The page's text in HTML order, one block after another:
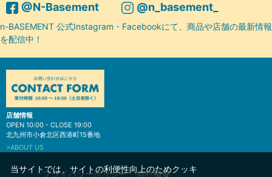
@N-Basement @n_basement_
n-BASEMENT 公式Instagram・Facebookにて、商品や店舗の最新情報
を配信中！
店舗情報
OPEN 10:00 - CLOSE 19:00
北九州市小倉北区西港町15番地
>ABOUT US
プライバシーポリシー 会社概要
当サイトでは、サイトの利便性向上のためクッキ